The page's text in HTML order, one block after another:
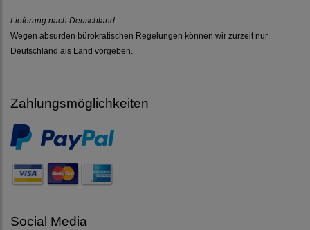
Lieferung nach Deuschland
Wegen absurden bürokratischen Regelungen können wir zurzeit nur
Deutschland als Land vorgeben.
Zahlungsmöglichkeiten
Social Media